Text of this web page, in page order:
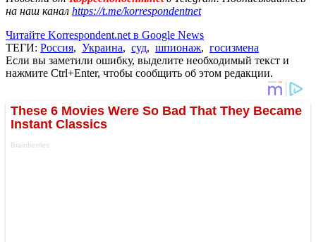
на наш канал https://t.me/korrespondentnet
Читайте Korrespondent.net в Google News
ТЕГИ: Россия, Украина, суд, шпионаж, госизмена
Если вы заметили ошибку, выделите необходимый текст и
нажмите Ctrl+Enter, чтобы сообщить об этом редакции.